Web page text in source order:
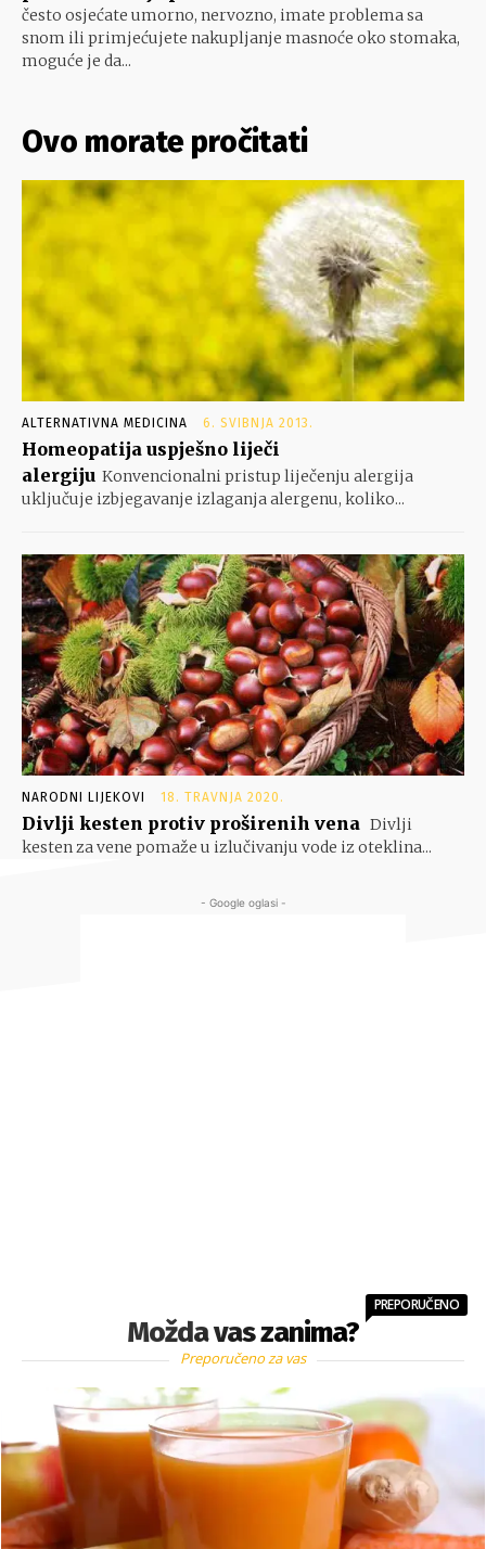
često osjećate umorno, nervozno, imate problema sa
snom ili primjećujete nakupljanje masnoće oko stomaka,
moguće je da...
Ovo morate pročitati
ALTERNATIVNA MEDICINA 6. SVIBNJA 2013.
Homeopatija uspješno liječi
alergiju Konvencionalni pristup liječenju alergija
uključuje izbjegavanje izlaganja alergenu, koliko...
NARODNI LIJEKOVI 18. TRAVNJA 2020.
Divlji kesten protiv proširenih vena Divlji
kesten za vene pomaže u izlučivanju vode iz oteklina...
- Google oglasi -
Možda vas zanima?
PREPORUČENO
Preporučeno za vas